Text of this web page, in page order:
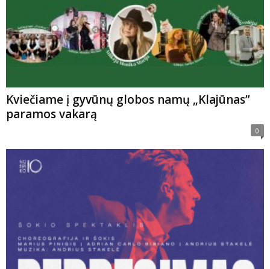
Kviečiame į gyvūnų globos namų „Klajūnas”
paramos vakarą
0